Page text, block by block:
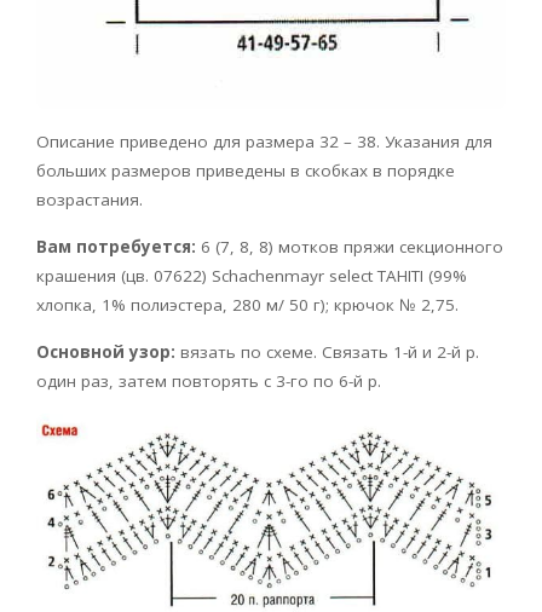
Описание приведено для размера 32 – 38. Указания для
больших размеров приведены в скобках в порядке
возрастания.
Вам потребуется: 6 (7, 8, 8) мотков пряжи секционного
крашения (цв. 07622) Schachenmayr select TAHITI (99%
хлопка, 1% полиэстера, 280 м/ 50 г); крючок № 2,75.
Основной узор: вязать по схеме. Связать 1-й и 2-й р.
один раз, затем повторять с 3-го по 6-й р.